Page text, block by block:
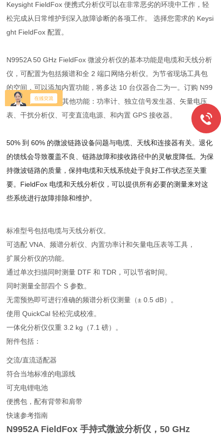
Keysight FieldFox 便携式分析仪可以在非常恶劣的环境中工作，轻
松完成从日常维护到深入故障诊断的各项工作。 选择您需求的 Keysi
ght FieldFox 配置。
N9952A 50 GHz FieldFox 微波分析仪的基本功能是电缆和天线分析
仪，可配置为包括频谱和全 2 端口网络分析仪。为节省现场工具包
的空间，可以添加内置功能，将多达 10 台仪器合二为一。订购 N99
52A 时还可以提供其他功能：功率计、独立信号发生器、矢量电压
表、干扰分析仪、可变直流电源、和内置 GPS 接收器。
50% 到 60% 的微波链路设备问题与电缆、天线和连接器有关。退化
的馈线会导致覆盖不良、链路故障和接收路径中的灵敏度降低。为保
持微波链路的质量，保持电缆和天线系统处于良好工作状态至关重
要。FieldFox 电缆和天线分析仪，可以提供所有必要的测量来对这
些系统进行故障排除和维护。
标准型号包括电缆与天线分析仪。
可选配 VNA、频谱分析仪、内置功率计和矢量电压表等工具，
扩展分析仪的功能。
通过单次扫描同时测量 DTF 和 TDR，可以节省时间。
同时测量全部四个 S 参数。
无需预热即可进行准确的频谱分析仪测量（± 0.5 dB）。
使用 QuickCal 轻松完成校准。
一体化分析仪仅重 3.2 kg（7.1 磅）。
附件包括：
交流/直流适配器
符合当地标准的电源线
可充电锂电池
便携包，配有背带和肩带
快速参考指南
N9952A FieldFox 手持式微波分析仪，50 GHz